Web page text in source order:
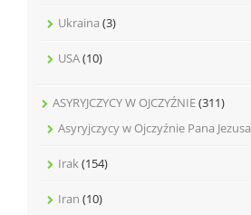
Ukraina (3)
USA(10)
ASYRYJCZYCY W OJCZYŹNIE(311)
Asyryjczycy w Ojczyźnie Pana Jezusa
Irak(154)
Iran (10)